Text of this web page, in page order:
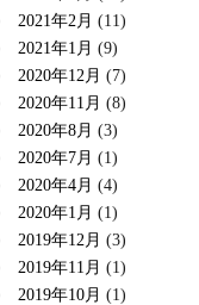
2021年2月 (11)
2021年1月 (9)
2020年12月 (7)
2020年11月 (8)
2020年8月 (3)
2020年7月 (1)
2020年4月 (4)
2020年1月 (1)
2019年12月 (3)
2019年11月 (1)
2019年10月 (1)